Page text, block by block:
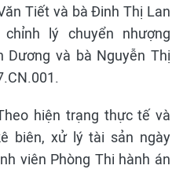
Tiết và bà Đinh Thị Lan
lý chuyển nhượng
Dương và bà Nguyễn Thị
hiện trạng thực tế và
biên, xử lý tài sản ngày
viên Phòng Thi hành án